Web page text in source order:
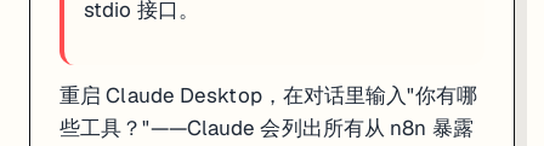
stdio 接口。
重启 Claude Desktop，在对话里输入"你有哪
些工具？"——Claude 会列出所有从 n8n 暴露